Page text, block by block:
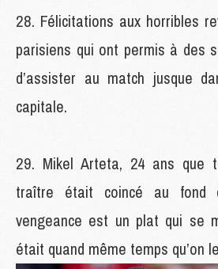
Félicitations aux horribles
parisiens qui ont permis à des
d’assister au match jusque
capitale.
Mikel Arteta, 24 ans que
traître était coincé au fond
vengeance est un plat qui se
était quand même temps qu’on